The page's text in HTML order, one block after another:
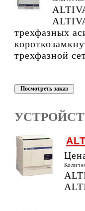
трехфазных
трехфазной